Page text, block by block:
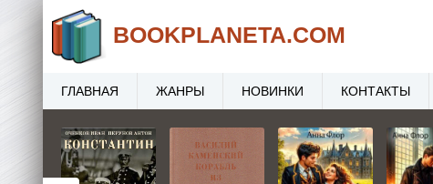
BOOKPLANETA.COM
ГЛАВНАЯ ЖАНРЫ НОВИНКИ КОНТАКТЫ